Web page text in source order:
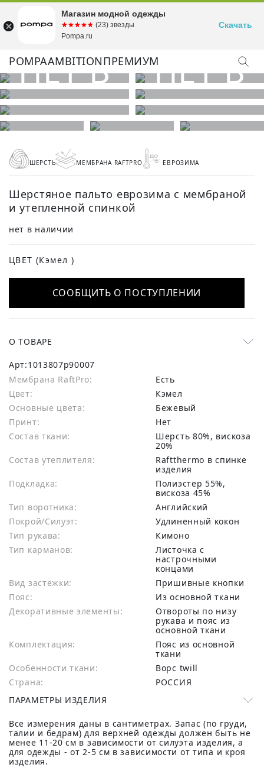
POMPAAMBITIONПРЕМИУМ
ШЕРСТЬ МЕМБРАНА RAFTPRO ЕВРОЗИМА
Шерстяное пальто еврозима с мембраной
и утепленной спинкой
нет в наличии
ЦВЕТ (Кэмел )
СООБЩИТЬ О ПОСТУПЛЕНИИ
О ТОВАРЕ
Арт:1013807p90007
Мембрана RaftPro:
есть
Цвет:
Кэмел
Основные цвета:
бежевый
Принт:
Нет
Состав ткани:
шерсть 80%, вискоза
20%
Состав утеплителя:
Raftthermo в спинке
изделия
Подкладка:
Полиэстер 55%,
вискоза 45%
Тип воротника:
Английский
Покрой/Силуэт:
Удлиненный кокон
Тип рукава:
Кимоно
Тип карманов:
Листочка с
настрочными
концами
Вид застежки:
Пришивные кнопки
Пояс:
Из основной ткани
Декоративные элементы:
Отвороты по низу
рукава и пояс из
основной ткани
Комплектация:
Пояс из основной
ткани
Особенности ткани:
Ворс twill
Страна:
РОССИЯ
ПАРАМЕТРЫ ИЗДЕЛИЯ
Все измерения даны в сантиметрах. Запас (по груди,
талии и бедрам) для верхней одежды должен быть не
менее 11-20 см в зависимости от силуэта изделия, а
для одежды - от 2-5 см в зависимости от типа и кроя
изделия.
Магазин модной одежды
☆☆☆☆☆
★★★★★ (23) звезды
Pompa.ru
Скачать